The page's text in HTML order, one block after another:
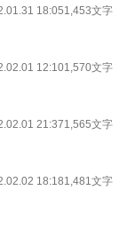
18:051,453文字
12:101,570文字
21:371,565文字
18:181,481文字